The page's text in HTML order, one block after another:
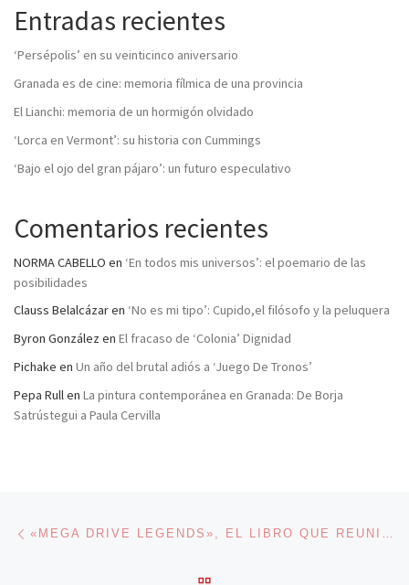
Entradas recientes
‘Persépolis’ en su veinticinco aniversario
Granada es de cine: memoria fílmica de una provincia
El Lianchi: memoria de un hormigón olvidado
‘Lorca en Vermont’: su historia con Cummings
‘Bajo el ojo del gran pájaro’: un futuro especulativo
Comentarios recientes
NORMA CABELLO en ‘En todos mis universos’: el poemario de las
posibilidades
Clauss Belalcázaren ‘No es mi tipo’: Cupido,el filósofo y la peluquera
Byron González en El fracaso de ‘Colonia’ Dignidad
Pichake en Un año del brutal adiós a ‘Juego De Tronos’
Pepa Rullen La pintura contemporánea en Granada: De Borja
Satrústegui a Paula Cervilla
Navegación de entradas «MEGA DRIVE LEGENDS», EL LIBRO QUE REUNIRÁ A LAS LEYENDAS DE MEGA DRIVE